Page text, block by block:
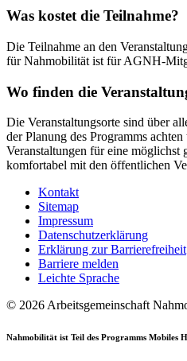
Was kostet die Teilnahme?
Die Teilnahme an den
für Nahmobilität ist für AGNH-
Wo finden die
Die Veranstaltungsorte sind über
der Planung des Programms
Veranstaltungen für eine möglichst
komfortabel mit den öffentlichen
Kontakt
Sitemap
Impressum
Datenschutzerklärung
Erklärung zur Barrierefreiheit
Barriere melden
Leichte Sprache
© 2026 Arbeitsgemeinschaft
Nahmobilität ist Teil des Programms Mobiles